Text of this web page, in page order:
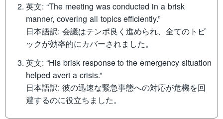
英文: “The meeting was conducted in a brisk
manner, covering all topics efficiently.”
日本語訳: 会議はテンポ良く進められ、全てのトピ
ックが効率的にカバーされました。
英文: “His brisk response to the emergency situation
helped avert a crisis.”
日本語訳: 彼の迅速な緊急事態への対応が危機を回
避するのに役立ちました。